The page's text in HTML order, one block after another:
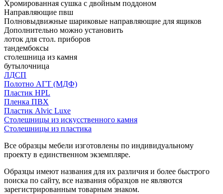
Хромированная сушка с двойным поддоном
Направляющие пвш
Полновыдвижные шариковые направляющие для ящиков
Дополнительно можно установить
лоток для стол. приборов
тандембоксы
столешница из камня
бутылочница
ЛДСП
Полотно АГТ (МДФ)
Пластик HPL
Пленка ПВХ
Пластик Alvic Luxe
Столешницы из искусственного камня
Столешницы из пластика
Все образцы мебели изготовлены по индивидуальному
проекту в единственном экземпляре.
Образцы имеют названия для их различия и более быстрого
поиска по сайту, все названия образцов не являются
зарегистрированным товарным знаком.